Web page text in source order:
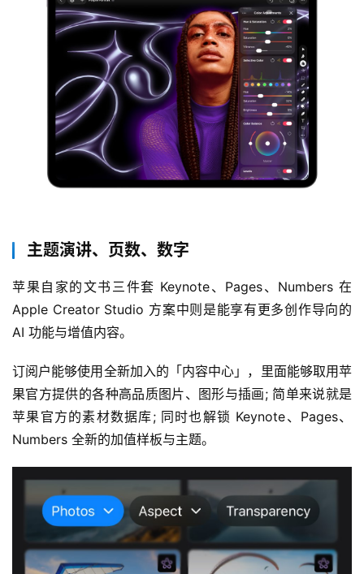
主题演讲、页数、数字
苹果自家的文书三件套 Keynote、Pages、Numbers 在
Apple Creator Studio 方案中则是能享有更多创作导向的
AI 功能与增值内容。
订阅户能够使用全新加入的「内容中心」，里面能够取用苹
果官方提供的各种高品质图片、图形与插画; 简单来说就是
苹果官方的素材数据库; 同时也解锁 Keynote、Pages、
Numbers 全新的加值样板与主题。